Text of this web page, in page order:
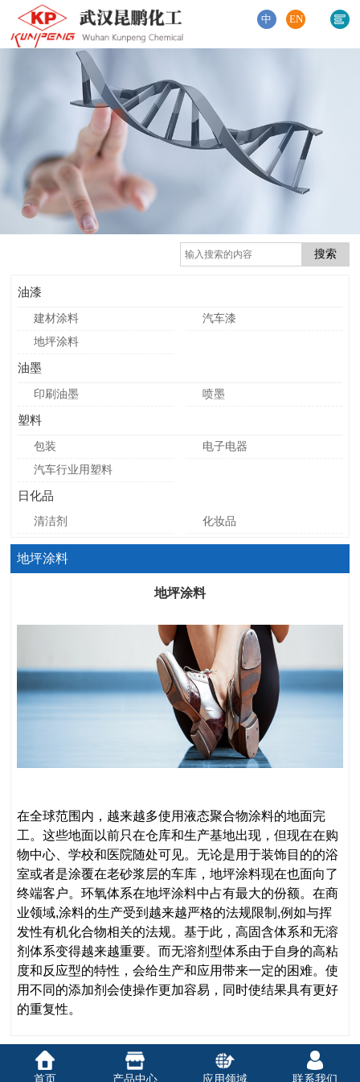
中 EN
油漆
建材涂料
汽车漆
地坪涂料
油墨
印刷油墨 喷墨
塑料
包装
电子电器
汽车行业用塑料
日化品
清洁剂 化妆品
地坪涂料
地坪涂料
在全球范围内，越来越多使用液态聚合物涂料的地面完
工。这些地面以前只在仓库和生产基地出现，但现在在购
物中心、学校和医院随处可见。无论是用于装饰目的的浴
室或者是涂覆在老砂浆层的车库，地坪涂料现在也面向了
终端客户。环氧体系在地坪涂料中占有最大的份额。在商
业领域,涂料的生产受到越来越严格的法规限制,例如与挥
发性有机化合物相关的法规。基于此，高固含体系和无溶
剂体系变得越来越重要。而无溶剂型体系由于自身的高粘
度和反应型的特性，会给生产和应用带来一定的困难。使
用不同的添加剂会使操作更加容易，同时使结果具有更好
的重复性。
首页 产品中心 应用领域 联系我们